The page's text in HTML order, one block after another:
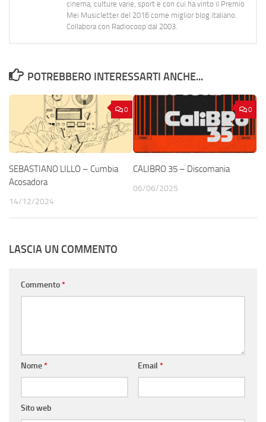
cinema, culture varie, sport e con cui ha vinto il Premio
Mei Musicletter del 2016 come miglior blog italiano.
Collabora con Radiocoop dal 2003.
POTREBBERO INTERESSARTI ANCHE...
0
SEBASTIANO LILLO – Cumbia
Acosadora
14/12/2024
0
CALIBRO 35 – Discomania
06/06/2025
LASCIA UN COMMENTO
Commento*
Nome* Email *
Sito web